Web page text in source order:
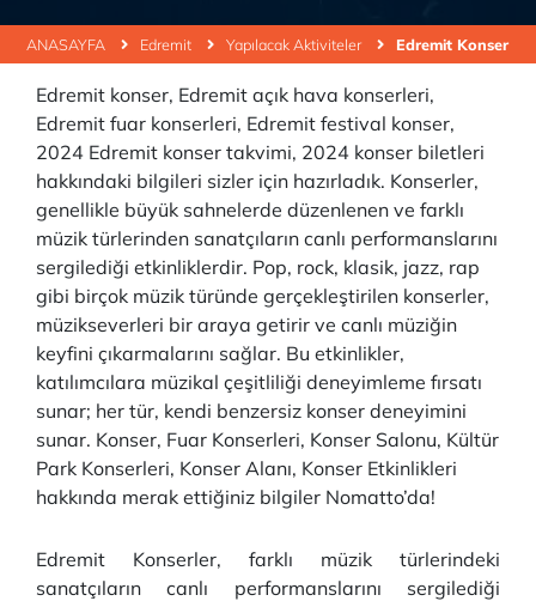
ANASAYFA Edremit Yapılacak Aktiviteler Edremit Konser
Edremit konser, Edremit açık hava konserleri,
Edremit fuar konserleri, Edremit festival konser,
2024 Edremit konser takvimi, 2024 konser biletleri
hakkındaki bilgileri sizler için hazırladık. Konserler,
genellikle büyük sahnelerde düzenlenen ve farklı
müzik türlerinden sanatçıların canlı performanslarını
sergilediği etkinliklerdir. Pop, rock, klasik, jazz, rap
gibi birçok müzik türünde gerçekleştirilen konserler,
müzikseverleri bir araya getirir ve canlı müziğin
keyfini çıkarmalarını sağlar. Bu etkinlikler,
katılımcılara müzikal çeşitliliği deneyimleme fırsatı
sunar; her tür, kendi benzersiz konser deneyimini
sunar. Konser, Fuar Konserleri, Konser Salonu, Kültür
Park Konserleri, Konser Alanı, Konser Etkinlikleri
hakkında merak ettiğiniz bilgiler Nomatto’da!
Edremit Konserler, farklı müzik türlerindeki
sanatçıların canlı performanslarını sergilediği